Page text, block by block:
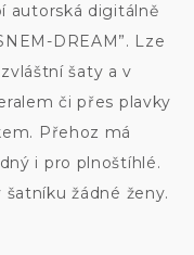
autorská digitálně
DREAM”. Lze
šaty a v
či přes plavky
Přehoz má
i pro plnoštíhlé.
žádné ženy.